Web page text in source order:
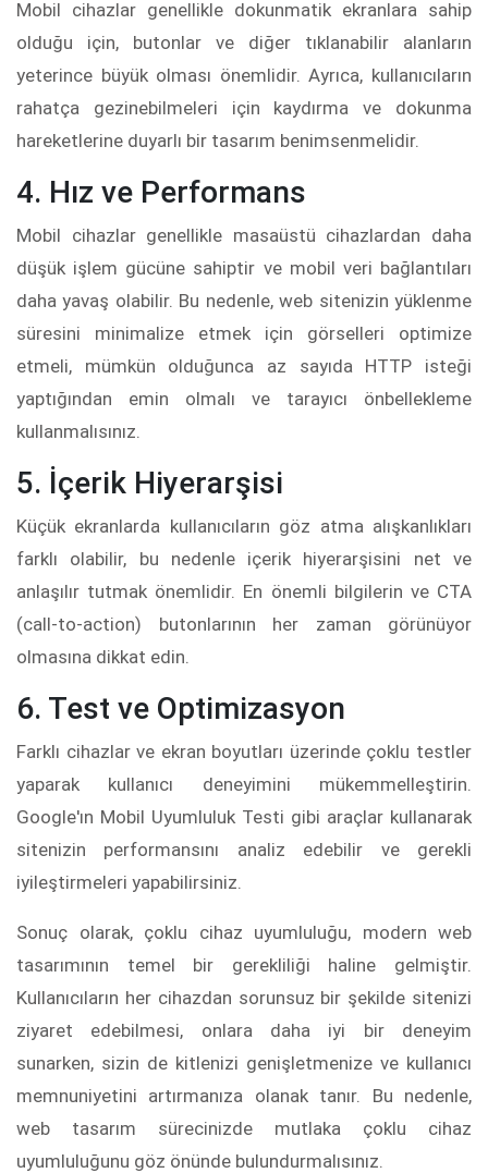
Mobil cihazlar genellikle dokunmatik ekranlara sahip
olduğu için, butonlar ve diğer tıklanabilir alanların
yeterince büyük olması önemlidir. Ayrıca, kullanıcıların
rahatça gezinebilmeleri için kaydırma ve dokunma
hareketlerine duyarlı bir tasarım benimsenmelidir.
4. Hız ve Performans
Mobil cihazlar genellikle masaüstü cihazlardan daha
düşük işlem gücüne sahiptir ve mobil veri bağlantıları
daha yavaş olabilir. Bu nedenle, web sitenizin yüklenme
süresini minimalize etmek için görselleri optimize
etmeli, mümkün olduğunca az sayıda HTTP isteği
yaptığından emin olmalı ve tarayıcı önbellekleme
kullanmalısınız.
5. İçerik Hiyerarşisi
Küçük ekranlarda kullanıcıların göz atma alışkanlıkları
farklı olabilir, bu nedenle içerik hiyerarşisini net ve
anlaşılır tutmak önemlidir. En önemli bilgilerin ve CTA
(call-to-action) butonlarının her zaman görünüyor
olmasına dikkat edin.
6. Test ve Optimizasyon
Farklı cihazlar ve ekran boyutları üzerinde çoklu testler
yaparak kullanıcı deneyimini mükemmelleştirin.
Google'ın Mobil Uyumluluk Testi gibi araçlar kullanarak
sitenizin performansını analiz edebilir ve gerekli
iyileştirmeleri yapabilirsiniz.
Sonuç olarak, çoklu cihaz uyumluluğu, modern web
tasarımının temel bir gerekliliği haline gelmiştir.
Kullanıcıların her cihazdan sorunsuz bir şekilde sitenizi
ziyaret edebilmesi, onlara daha iyi bir deneyim
sunarken, sizin de kitlenizi genişletmenize ve kullanıcı
memnuniyetini artırmanıza olanak tanır. Bu nedenle,
web tasarım sürecinizde mutlaka çoklu cihaz
uyumluluğunu göz önünde bulundurmalısınız.